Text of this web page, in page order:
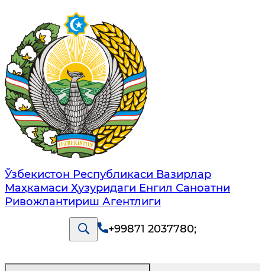
Ўзбекистон Республикаси Вазирлар
Маҳкамаси Ҳузуридаги Енгил Саноатни
Ривожлантириш Агентлиги
+99871 2037780;